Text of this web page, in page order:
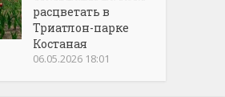
расцветать в
Триатлон-парке
Костаная
06.05.2026 18:01